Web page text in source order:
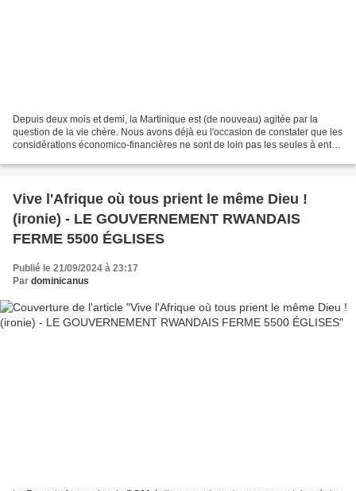
Depuis deux mois et demi, la Martinique est (de nouveau) agitée par la
question de la vie chère. Nous avons déjà eu l'occasion de constater que les
considérations économico-financières ne sont de loin pas les seules à entrer
Vive l'Afrique où tous prient le même Dieu !
(ironie) - LE GOUVERNEMENT RWANDAIS
FERME 5500 ÉGLISES
Publié le 21/09/2024 à 23:17
Par dominicanus